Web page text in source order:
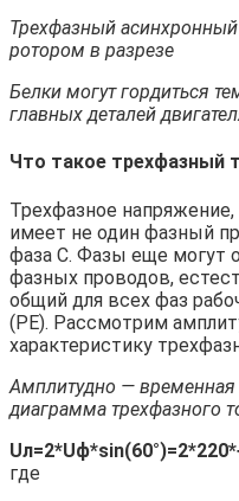
Трехфазный
ротором в разрезе
Белки могут гордиться
главных деталей
Что такое трехфазный
Трехфазное
имеет не один фазный
фаза C. Фазы еще могут
фазных проводов,
общий для всех фаз
(PE). Рассмотрим
характеристику
Амплитудно — временная
диаграмма трехфазного
Uл=2*Uф*sin(60°)=2*220*
где